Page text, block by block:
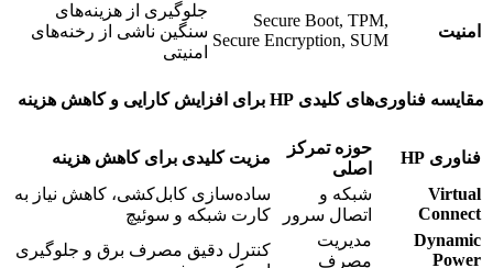
امنیت
Secure Boot, TPM,
Secure Encryption, SUM
جلوگیری از هزینه‌های
سنگین ناشی از رخنه‌های
امنیتی
مقایسه فناوری‌های کلیدی HP برای افزایش کارایی و کاهش هزینه
فناوری HP
حوزه تمرکز
اصلی
مزیت کلیدی برای کاهش هزینه
Virtual
Connect
شبکه و
اتصال سرور
ساده‌سازی کابل‌کشی، کاهش نیاز به
کارت شبکه و سوئیچ
Dynamic
Power
مدیریت
مصرف
کنترل دقیق مصرف برق و جلوگیری